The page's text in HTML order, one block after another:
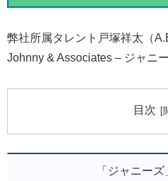
弊社所属タレント戸塚祥太（
Johnny & Associates – ジャニ
目次
「ジャニー